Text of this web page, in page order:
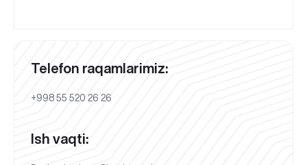
Telefon raqamlarimiz:
+998 55 520 26 26
Ish vaqti: